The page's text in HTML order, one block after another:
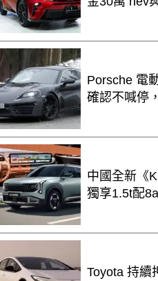
Porsche 電
確認不喊停
中國全新《
獨享1.5t配
Toyota 持續